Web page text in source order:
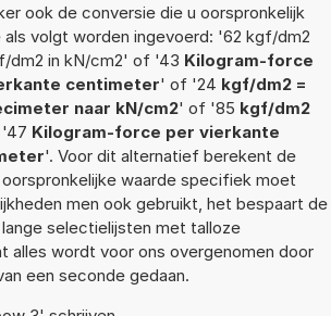
ook de conversie die u oorspronkelijk
volgt worden ingevoerd: '62 kgf/dm2
dm2 in kN/cm2' of '43 Kilogram-force
centimeter' of '24 kgf/dm2 =
naar kN/cm2' of '85 kgf/dm2
Kilogram-force per vierkante
'. Voor dit alternatief berekent de
waarde specifiek moet
men ook gebruikt, het bespaart de
selectielijsten met talloze
alles wordt voor ons overgenomen door
een seconde gedaan.